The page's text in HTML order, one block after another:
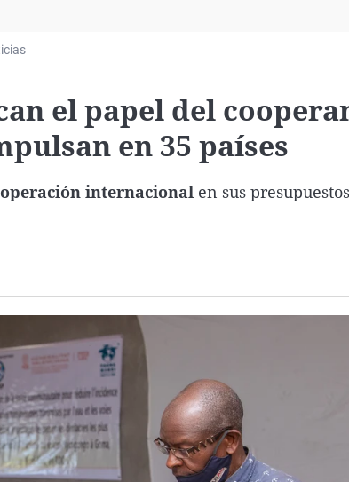
el papel del
en 35 países
internacional en sus